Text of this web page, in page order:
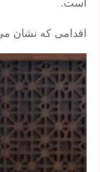
است.
اقدامی که نشان